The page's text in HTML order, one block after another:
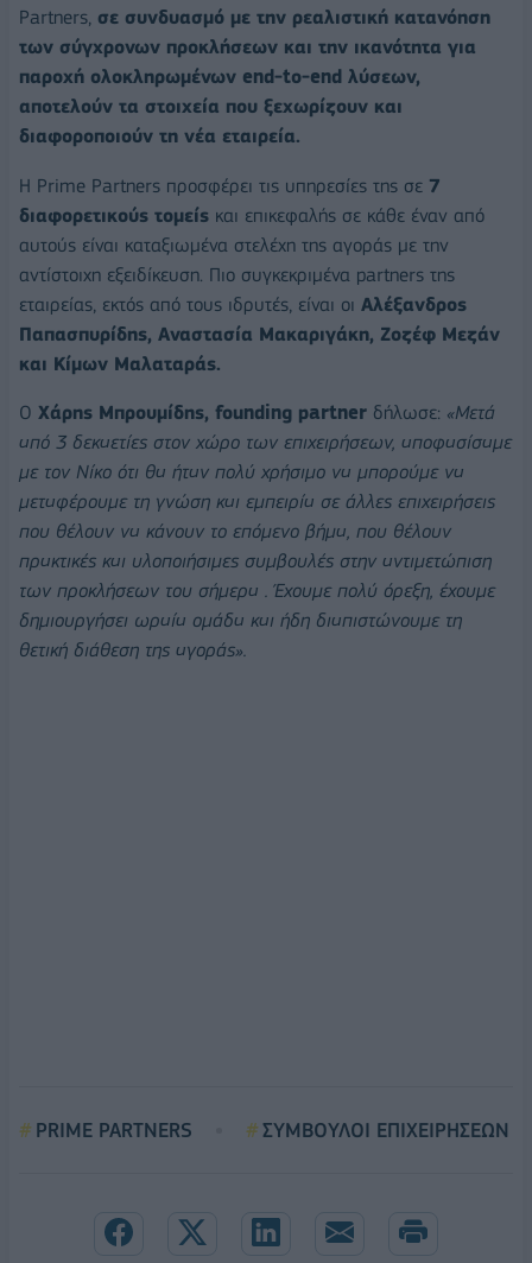
Partners, σε συνδυασμό με την ρεαλιστική κατανόηση
των σύγχρονων προκλήσεων και την ικανότητα για
παροχή ολοκληρωμένων end-to-end λύσεων,
αποτελούν τα στοιχεία που ξεχωρίζουν και
διαφοροποιούν τη νέα εταιρεία.
Η Prime Partners προσφέρει τις υπηρεσίες της σε 7
διαφορετικούς τομείς και επικεφαλής σε κάθε έναν από
αυτούς είναι καταξιωμένα στελέχη της αγοράς με την
αντίστοιχη εξειδίκευση. Πιο συγκεκριμένα partners της
εταιρείας, εκτός από τους ιδρυτές, είναι οι Αλέξανδρος
Παπασπυρίδης, Αναστασία Μακαριγάκη, Ζοζέφ Μεζάν
και Κίμων Μαλαταράς.
Ο Χάρης Μπρουμίδης, founding partner δήλωσε: «Μετά
από 3 δεκαετίες στον χώρο των επιχειρήσεων, αποφασίσαμε
με τον Νίκο ότι θα ήταν πολύ χρήσιμο να μπορούμε να
μεταφέρουμε τη γνώση και εμπειρία σε άλλες επιχειρήσεις
που θέλουν να κάνουν το επόμενο βήμα, που θέλουν
πρακτικές και υλοποιήσιμες συμβουλές στην αντιμετώπιση
των προκλήσεων του σήμερα . Έχουμε πολύ όρεξη, έχουμε
δημιουργήσει ωραία ομάδα και ήδη διαπιστώνουμε τη
θετική διάθεση της αγοράς».
PRIME PARTNERS ΣΥΜΒΟΥΛΟΙ ΕΠΙΧΕΙΡΗΣΕΩΝ